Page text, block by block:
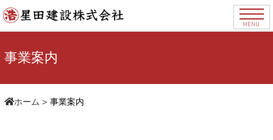
MENU
事業案内
ホーム > 事業案内